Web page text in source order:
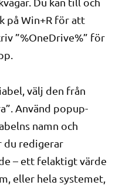
på Win+R för att
”%OneDrive%” för
välj den från
Använd popup-
namn och
du redigerar
– ett felaktigt värde
eller hela systemet,